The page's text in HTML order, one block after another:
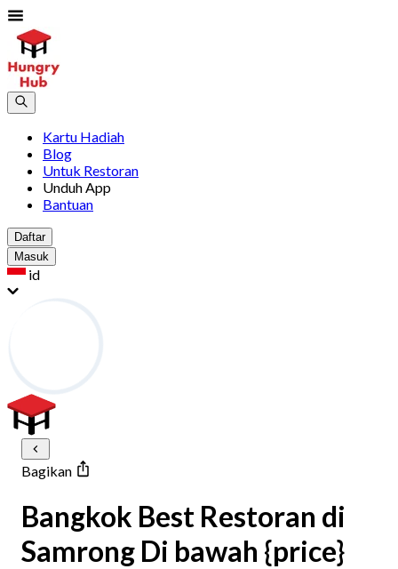
Kartu Hadiah
Blog
Untuk Restoran
Unduh App
Bantuan
Daftar
Masuk
id
Bagikan
Bangkok Best Restoran di
Samrong Di bawah {price}